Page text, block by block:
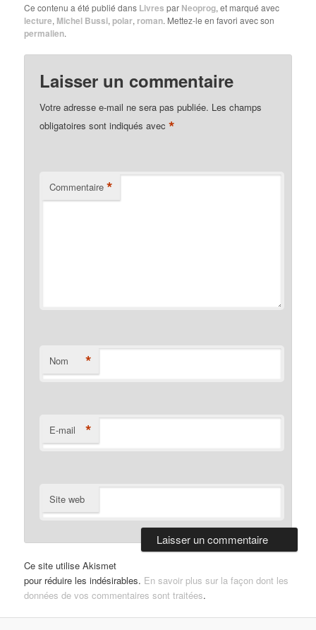
Ce contenu a été publié dans Livres par Neoprog, et marqué avec
lecture, Michel Bussi, polar, roman. Mettez-le en favori avec son
permalien.
Laisser un commentaire
Votre adresse e-mail ne sera pas publiée. Les champs
obligatoires sont indiqués avec*
Commentaire *
Nom *
E-mail *
Site web
Ce site utilise Akismet
pour réduire les indésirables. En savoir plus sur la façon dont les
données de vos commentaires sont traitées.